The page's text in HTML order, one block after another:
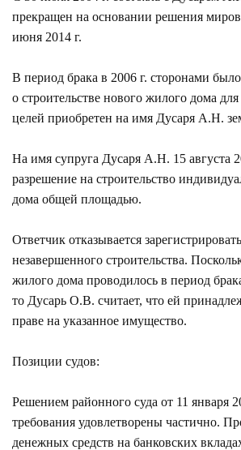
прекращен на основании решения
июня 2014 г.
В период брака в 2006 г. сторонами
о строительстве нового жилого дома
целей приобретен на имя Дусаря А.Н.
На имя супруга Дусаря А.Н. 15 августа
разрешение на строительство
дома общей площадью.
Ответчик отказывается
незавершенного строительства.
жилого дома проводилось в период
то Дусарь О.В. считает, что ей
праве на указанное имущество.
Позиции судов:
Решением районного суда от 11 января
требования удовлетворены частично.
денежных средств на банковских